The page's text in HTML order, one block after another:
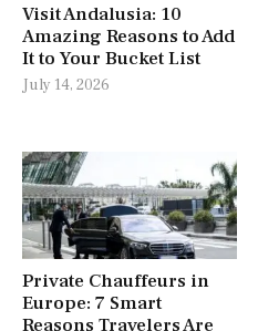
Visit Andalusia: 10
Amazing Reasons to Add
It to Your Bucket List
July 14, 2026
Private Chauffeurs in
Europe: 7 Smart
Reasons Travelers Are